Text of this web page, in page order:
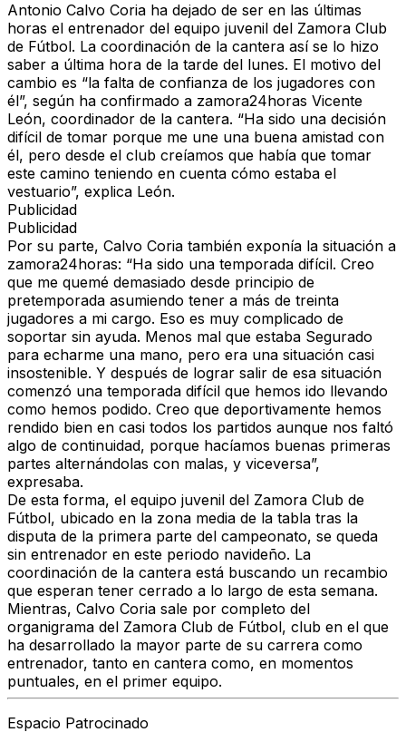
Antonio Calvo Coria ha dejado de ser en las últimas
horas el entrenador del equipo juvenil del Zamora Club
de Fútbol. La coordinación de la cantera así se lo hizo
saber a última hora de la tarde del lunes. El motivo del
cambio es “la falta de confianza de los jugadores con
él”, según ha confirmado a zamora24horas Vicente
León, coordinador de la cantera. “Ha sido una decisión
difícil de tomar porque me une una buena amistad con
él, pero desde el club creíamos que había que tomar
este camino teniendo en cuenta cómo estaba el
vestuario”, explica León.
Publicidad
Publicidad
Por su parte, Calvo Coria también exponía la situación a
zamora24horas: “Ha sido una temporada difícil. Creo
que me quemé demasiado desde principio de
pretemporada asumiendo tener a más de treinta
jugadores a mi cargo. Eso es muy complicado de
soportar sin ayuda. Menos mal que estaba Segurado
para echarme una mano, pero era una situación casi
insostenible. Y después de lograr salir de esa situación
comenzó una temporada difícil que hemos ido llevando
como hemos podido. Creo que deportivamente hemos
rendido bien en casi todos los partidos aunque nos faltó
algo de continuidad, porque hacíamos buenas primeras
partes alternándolas con malas, y viceversa”,
expresaba.
De esta forma, el equipo juvenil del Zamora Club de
Fútbol, ubicado en la zona media de la tabla tras la
disputa de la primera parte del campeonato, se queda
sin entrenador en este periodo navideño. La
coordinación de la cantera está buscando un recambio
que esperan tener cerrado a lo largo de esta semana.
Mientras, Calvo Coria sale por completo del
organigrama del Zamora Club de Fútbol, club en el que
ha desarrollado la mayor parte de su carrera como
entrenador, tanto en cantera como, en momentos
puntuales, en el primer equipo.
Espacio Patrocinado